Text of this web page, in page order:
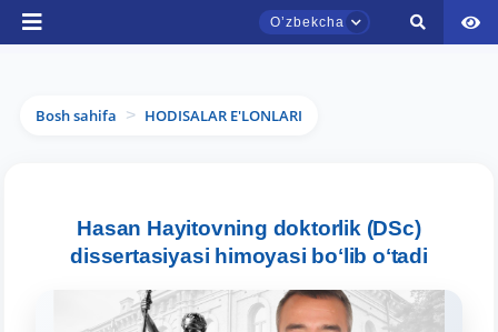
Oʼzbekcha
Bosh sahifa > HODISALAR E'LONLARI
Hasan Hayitovning doktorlik (DSc)
dissertasiyasi himoyasi boʻlib oʻtadi
TDYU qabul murojaatlari chati
Onlayn
Assalomu alaykum! TDYU qabul murojaatlari
chatiga xush kelibsiz.